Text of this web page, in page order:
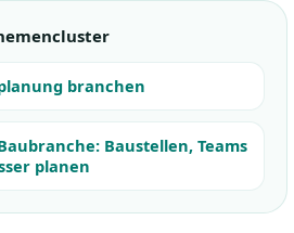
branchen
Baustellen, Teams
planen